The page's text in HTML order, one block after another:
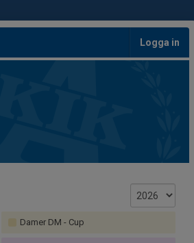
Logga in
Damer DM - Cup